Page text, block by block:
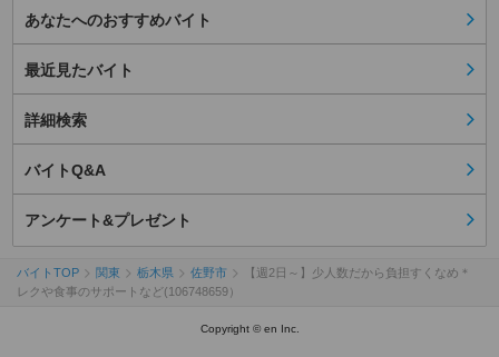
あなたへのおすすめバイト
最近見たバイト
詳細検索
バイトQ&A
アンケート&プレゼント
バイトTOP 関東 栃木県 佐野市
【週2日～】少人数だから負担すくなめ＊
レクや食事のサポートなど(106748659）
Copyright © en Inc.